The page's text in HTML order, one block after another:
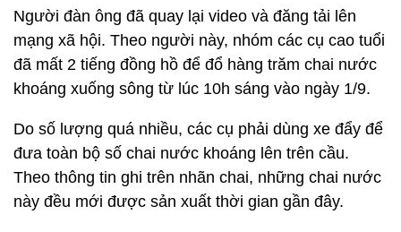
Người đàn ông đã quay lại video và đăng tải lên
mạng xã hội. Theo người này, nhóm các cụ cao tuổi
đã mất 2 tiếng đồng hồ để đổ hàng trăm chai nước
khoáng xuống sông từ lúc 10h sáng vào ngày 1/9.
Do số lượng quá nhiều, các cụ phải dùng xe đẩy để
đưa toàn bộ số chai nước khoáng lên trên cầu.
Theo thông tin ghi trên nhãn chai, những chai nước
này đều mới được sản xuất thời gian gần đây.